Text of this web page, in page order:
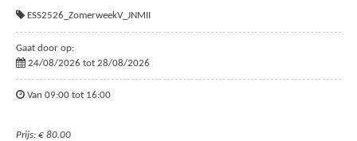
ESS2526_ZomerweekV_JNMII
Gaat door op:
24/08/2026 tot 28/08/2026
Van 09:00 tot 16:00
Prijs: € 80.00